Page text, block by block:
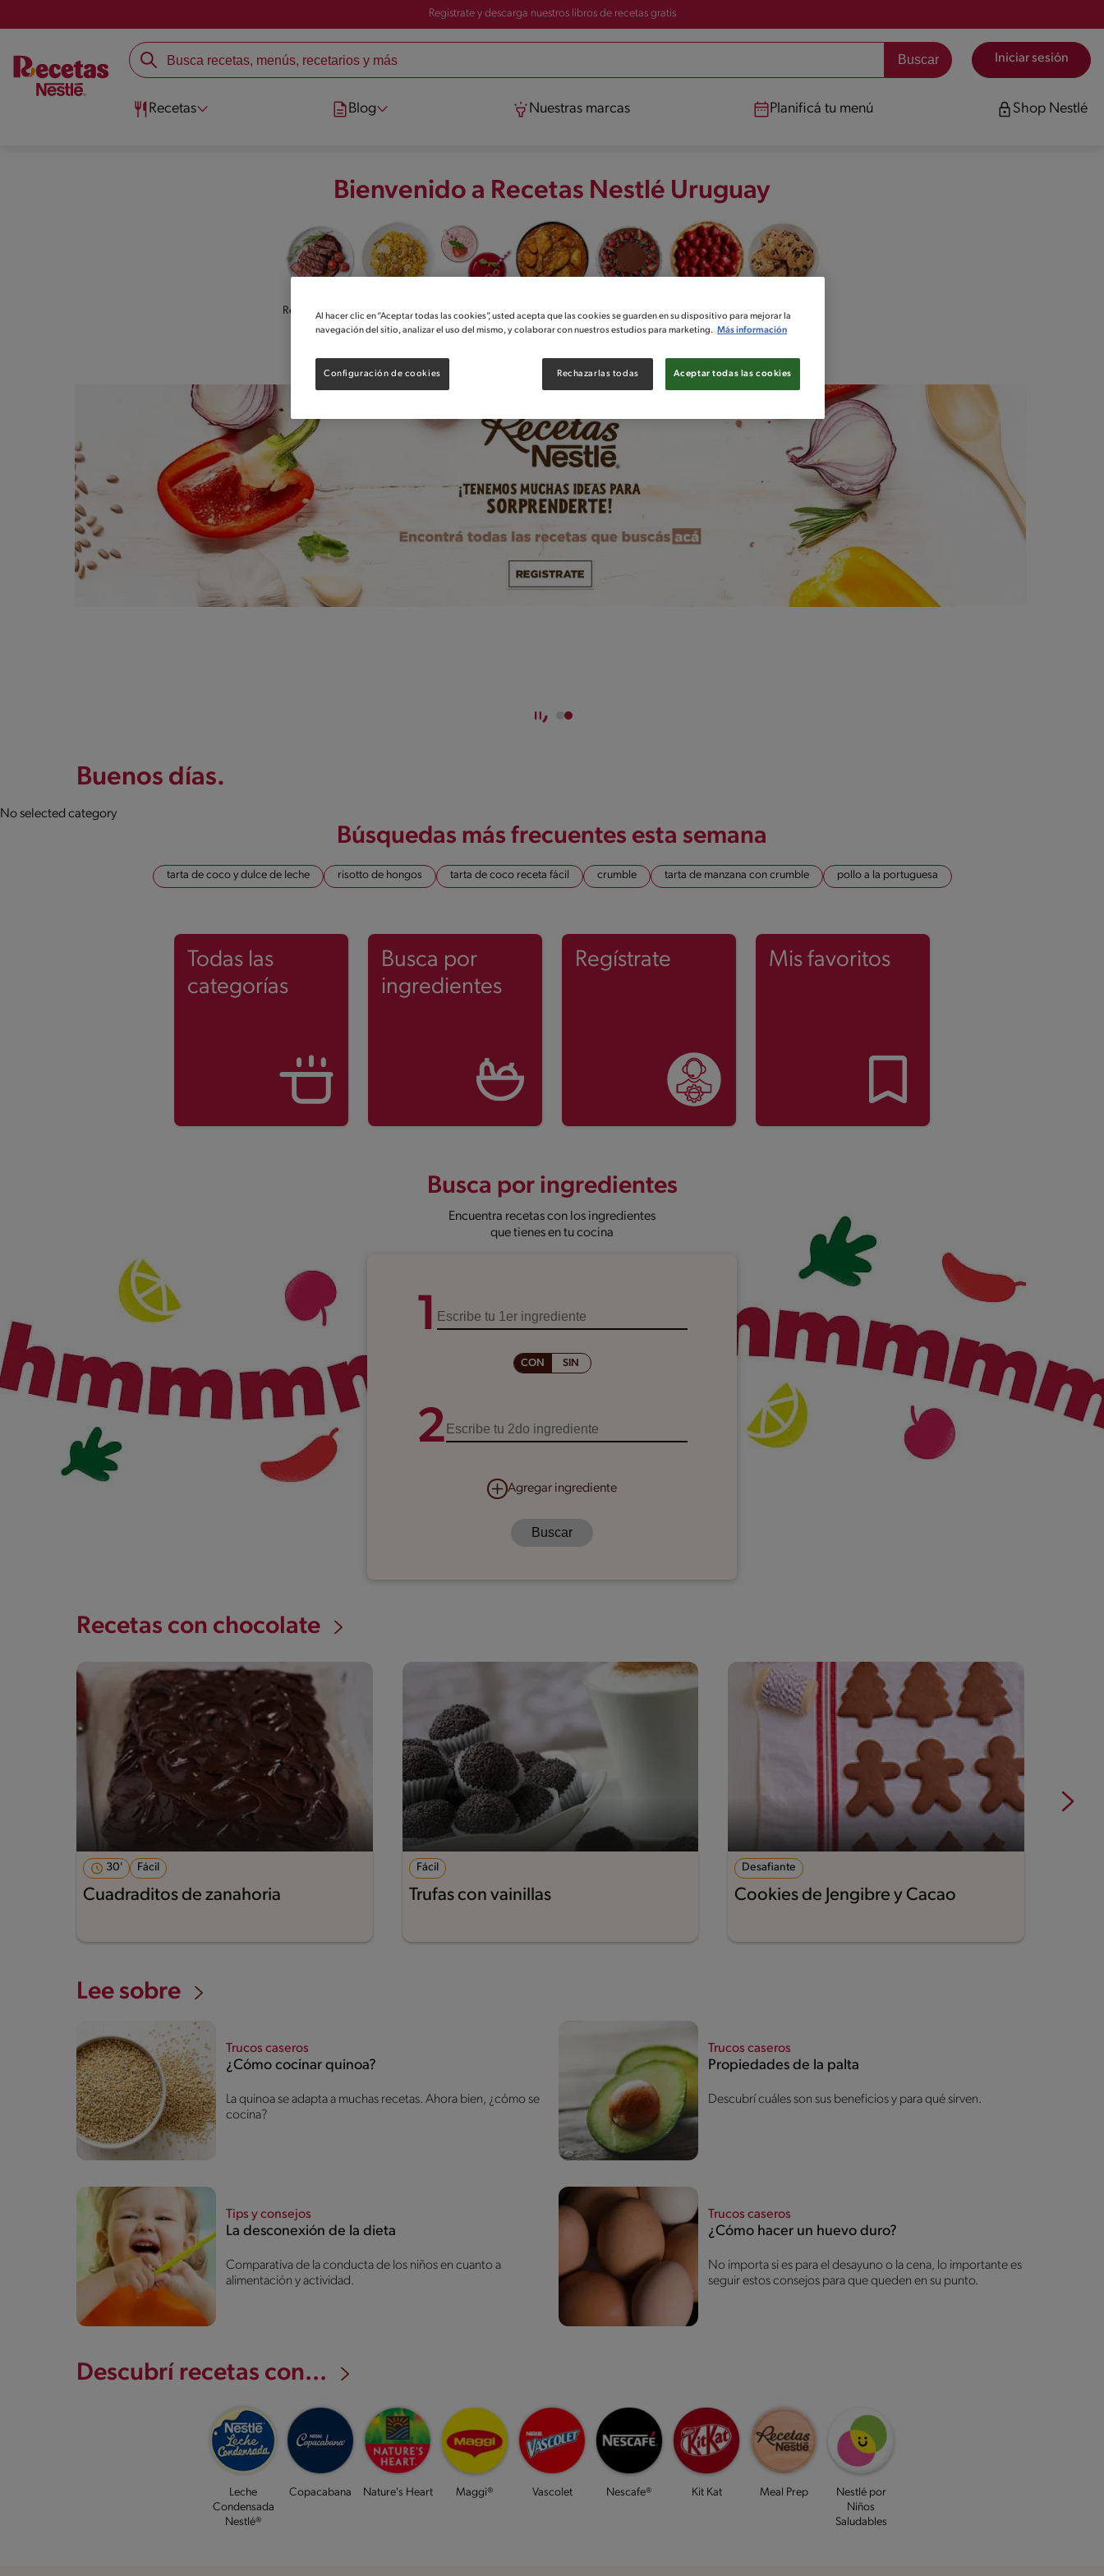
Registrate y descarga nuestros libros de recetas gratis
Iniciar sesión
Recetas Blog Nuestras marcas Planificá tu menú Shop Nestlé
Bienvenido a Recetas Nestlé Uruguay
Recetas saladas
Recetas con
arroz
Recetas de
Tragos y
Recetas con
pollo
Recetas con
chocolate
Recetas dulces
Recetas de
Galletas
Buenos días.
No selected category
Búsquedas más frecuentes esta semana
tarta de coco y dulce de leche risotto de hongos tarta de coco receta fácil crumble tarta de manzana con crumble pollo a la portuguesa
Todas las
categorías
Busca por
ingredientes
Regístrate Mis favoritos
Busca poringredientes
Encuentra recetas con los ingredientes
que tienes en tu cocina
1
CON SIN
2
Agregar ingrediente
Recetas con chocolate
30' Fácil
Cuadraditos de zanahoria
Fácil
Trufas con vainillas
Desafiante
Cookies de Jengibre y Cacao
Lee sobre
Trucos caseros
¿Cómo cocinar quinoa?
La quinoa se adapta a muchas recetas. Ahora bien, ¿cómo se
cocina?
Trucos caseros
Propiedades de la palta
Descubrí cuáles son sus beneficios y para qué sirven.
Tips y consejos
La desconexión de la dieta
Comparativa de la conducta de los niños en cuanto a
alimentación y actividad.
Trucos caseros
¿Cómo hacer un huevo duro?
No importa si es para el desayuno o la cena, lo importante es
seguir estos consejos para que queden en su punto.
Descubrí recetas con...
Leche
Condensada
Nestlé®
Copacabana Nature's Heart Maggi® Vascolet Nescafe® Kit Kat Meal Prep
Nestlé por
Niños
Saludables
Al hacer clic en “Aceptar todas las cookies”, usted acepta que las cookies se guarden en su dispositivo para mejorar la
navegación del sitio, analizar el uso del mismo, y colaborar con nuestros estudios para marketing. Más información
Rechazarlas todas Aceptar todas las cookies
Configuración de cookies